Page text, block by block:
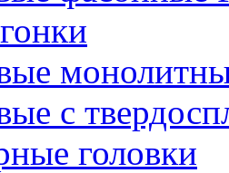
с
головки